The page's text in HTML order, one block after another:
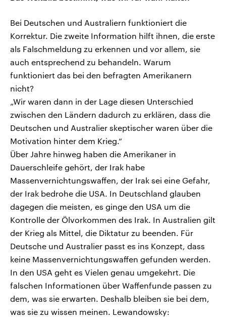
Bei Deutschen und Australiern funktioniert die
Korrektur. Die zweite Information hilft ihnen, die erste
als Falschmeldung zu erkennen und vor allem, sie
auch entsprechend zu behandeln. Warum
funktioniert das bei den befragten Amerikanern
nicht?
„Wir waren dann in der Lage diesen Unterschied
zwischen den Ländern dadurch zu erklären, dass die
Deutschen und Australier skeptischer waren über die
Motivation hinter dem Krieg.“
Über Jahre hinweg haben die Amerikaner in
Dauerschleife gehört, der Irak habe
Massenvernichtungswaffen, der Irak sei eine Gefahr,
der Irak bedrohe die USA. In Deutschland glauben
dagegen die meisten, es ginge den USA um die
Kontrolle der Ölvorkommen des Irak. In Australien gilt
der Krieg als Mittel, die Diktatur zu beenden. Für
Deutsche und Australier passt es ins Konzept, dass
keine Massenvernichtungswaffen gefunden werden.
In den USA geht es Vielen genau umgekehrt. Die
falschen Informationen über Waffenfunde passen zu
dem, was sie erwarten. Deshalb bleiben sie bei dem,
was sie zu wissen meinen. Lewandowsky: